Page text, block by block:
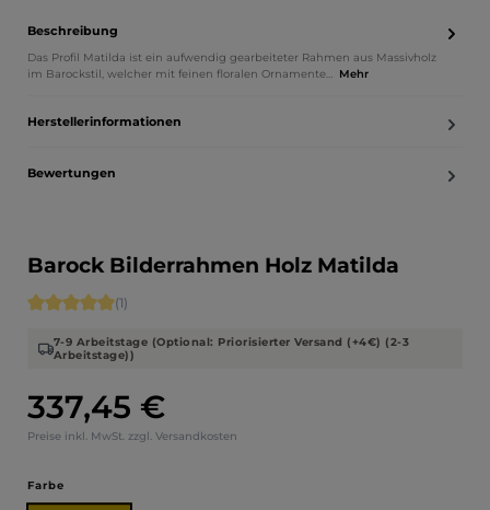
Beschreibung
Das Profil Matilda ist ein aufwendig gearbeiteter Rahmen aus Massivholz
im Barockstil, welcher mit feinen floralen Ornamente… Mehr
Herstellerinformationen
Bewertungen
Barock Bilderrahmen Holz Matilda
Regulärer Preis:
337,45 €
Preise inkl. MwSt. zzgl. Versandkosten
Durchschnittliche Bewertung von 5 von 5 Sternen
(1)
7-9 Arbeitstage (Optional: Priorisierter Versand (+4€) (2-3
Arbeitstage))
Farbeauswählen